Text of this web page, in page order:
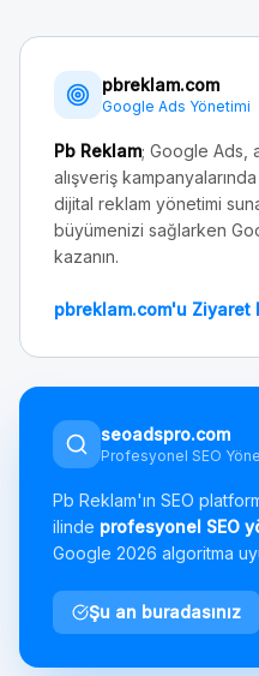
pbreklam.com
Google Ads Yönetimi
Pb Reklam; Google Ads,
alışveriş
dijital reklam yönetimi
büyümenizi sağlarken
kazanın.
pbreklam.com'u Ziyaret
seoadspro.com
Profesyonel SEO
Pb Reklam'ın SEO
ilinde profesyonel SEO
Google 2026 algoritma
Şu an buradasınız